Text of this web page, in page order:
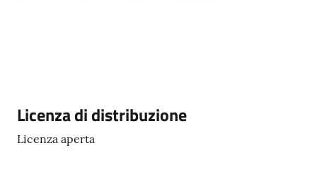
Descrizione
Licenza di distribuzione
Licenza aperta